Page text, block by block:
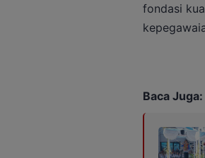
fondasi
Baca Juga: